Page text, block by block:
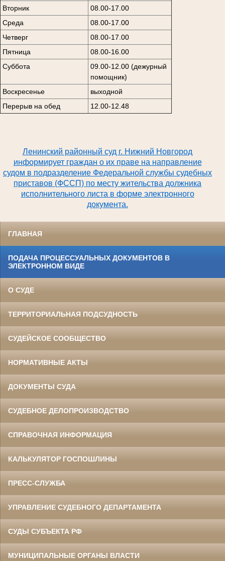
Вторник
08.00-17.00
Среда
08.00-17.00
Четверг
08.00-17.00
Пятница
08.00-16.00
Суббота
09.00-12.00 (дежурный
помощник)
Воскресенье
выходной
Перерыв на обед
12.00-12.48
Ленинский районный суд г. Нижний Новгород
информирует граждан о их праве на направление
судом в подразделение Федеральной службы судебных
приставов (ФССП) по месту жительства должника
исполнительного листа в форме электронного
документа.
ГЛАВНАЯ
ПОДАЧА ПРОЦЕССУАЛЬНЫХ ДОКУМЕНТОВ В
ЭЛЕКТРОННОМ ВИДЕ
О СУДЕ
ТЕРРИТОРИАЛЬНАЯ ПОДСУДНОСТЬ
СУДЕЙСКОЕ СООБЩЕСТВО
НОРМАТИВНЫЕ АКТЫ
ДОКУМЕНТЫ СУДА
СУДЕБНОЕ ДЕЛОПРОИЗВОДСТВО
СПРАВОЧНАЯ ИНФОРМАЦИЯ
КАЛЬКУЛЯТОР ГОСПОШЛИНЫ
ПРЕСС-СЛУЖБА
УПРАВЛЕНИЕ СУДЕБНОГО ДЕПАРТАМЕНТА
СУДЫ СУБЪЕКТА РФ
МУНИЦИПАЛЬНЫЕ ОРГАНЫ ВЛАСТИ